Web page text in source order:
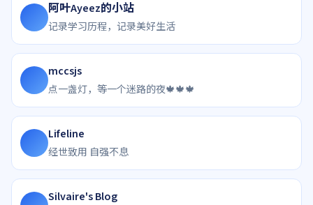
阿叶Ayeez的小站
记录学习历程，记录美好生活
mccsjs
点一盏灯，等一个迷路的夜🍁🍁🍁
Lifeline
经世致用 自强不息
Silvaire's Blog